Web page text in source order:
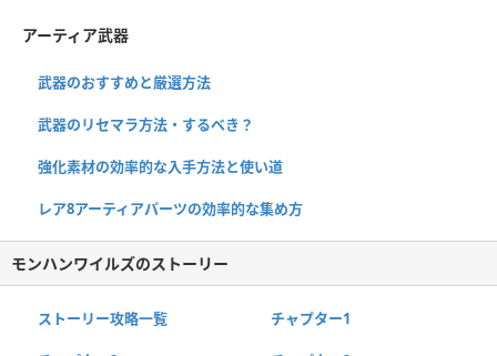
アーティア武器
武器のおすすめと厳選方法
武器のリセマラ方法・するべき？
強化素材の効率的な入手方法と使い道
レア8アーティアパーツの効率的な集め方
モンハンワイルズのストーリー
ストーリー攻略一覧 チャプター1